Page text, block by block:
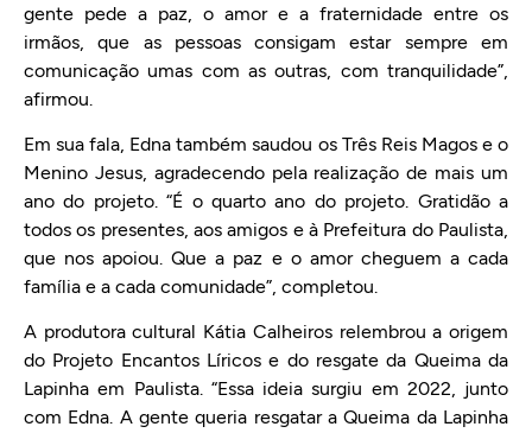
gente pede a paz, o amor e a fraternidade entre os
irmãos, que as pessoas consigam estar sempre em
comunicação umas com as outras, com tranquilidade”,
afirmou.
Em sua fala, Edna também saudou os Três Reis Magos e o
Menino Jesus, agradecendo pela realização de mais um
ano do projeto. “É o quarto ano do projeto. Gratidão a
todos os presentes, aos amigos e à Prefeitura do Paulista,
que nos apoiou. Que a paz e o amor cheguem a cada
família e a cada comunidade”, completou.
A produtora cultural Kátia Calheiros relembrou a origem
do Projeto Encantos Líricos e do resgate da Queima da
Lapinha em Paulista. “Essa ideia surgiu em 2022, junto
com Edna. A gente queria resgatar a Queima da Lapinha